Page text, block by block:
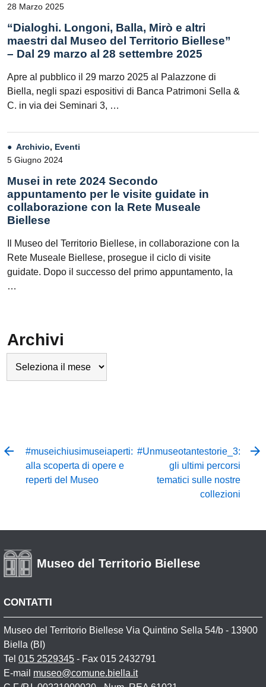
28 Marzo 2025
“Dialoghi. Longoni, Balla, Mirò e altri
maestri dal Museo del Territorio Biellese”
– Dal 29 marzo al 28 settembre 2025
Apre al pubblico il 29 marzo 2025 al Palazzone di
Biella, negli spazi espositivi di Banca Patrimoni Sella &
C. in via dei Seminari 3, …
Archivio, Eventi
5 Giugno 2024
Musei in rete 2024 Secondo
appuntamento per le visite guidate in
collaborazione con la Rete Museale
Biellese
Il Museo del Territorio Biellese, in collaborazione con la
Rete Museale Biellese, prosegue il ciclo di visite
guidate. Dopo il successo del primo appuntamento, la
…
Archivi
#museichiusimuseiaperti:
alla scoperta di opere e
reperti del Museo
#Unmuseotantestorie_3:
gli ultimi percorsi
tematici sulle nostre
collezioni
Museo del Territorio Biellese
CONTATTI
Museo del Territorio Biellese Via Quintino Sella 54/b - 13900
Biella (BI)
Tel 015 2529345 - Fax 015 2432791
E-mail museo@comune.biella.it